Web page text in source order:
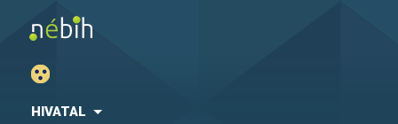
HIVATAL